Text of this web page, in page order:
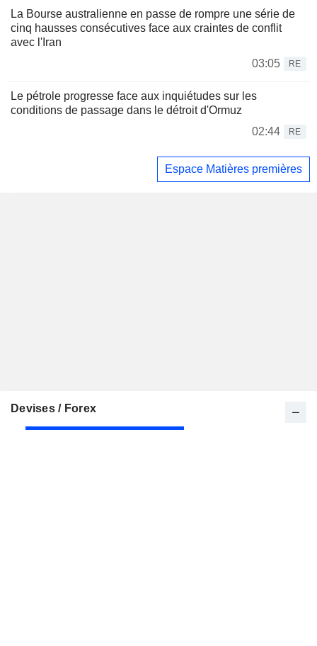
La Bourse australienne en passe de rompre une série de
cinq hausses consécutives face aux craintes de conflit
avec l'Iran
03:05
RE
Le pétrole progresse face aux inquiétudes sur les
conditions de passage dans le détroit d'Ormuz
02:44
RE
Espace Matières premières
Devises / Forex